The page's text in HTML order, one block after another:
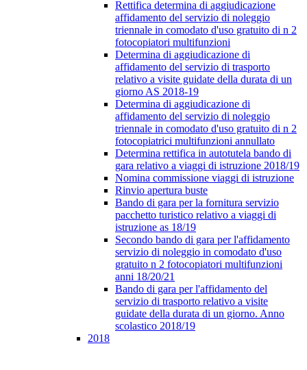
Rettifica determina di aggiudicazione
affidamento del servizio di noleggio
triennale in comodato d'uso gratuito di n 2
fotocopiatori multifunzioni
Determina di aggiudicazione di
affidamento del servizio di trasporto
relativo a visite guidate della durata di un
giorno AS 2018-19
Determina di aggiudicazione di
affidamento del servizio di noleggio
triennale in comodato d'uso gratuito di n 2
fotocopiatrici multifunzioni annullato
Determina rettifica in autotutela bando di
gara relativo a viaggi di istruzione 2018/19
Nomina commissione viaggi di istruzione
Rinvio apertura buste
Bando di gara per la fornitura servizio
pacchetto turistico relativo a viaggi di
istruzione as 18/19
Secondo bando di gara per l'affidamento
servizio di noleggio in comodato d'uso
gratuito n 2 fotocopiatori multifunzioni
anni 18/20/21
Bando di gara per l'affidamento del
servizio di trasporto relativo a visite
guidate della durata di un giorno. Anno
scolastico 2018/19
2018